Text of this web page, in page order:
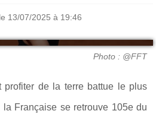
le 13/07/2025 à 19:46
Photo : @FFT
profiter de la terre battue le plus
Française se retrouve 105e du